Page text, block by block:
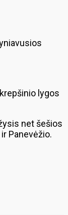
lygos
net šešios
Panevėžio.